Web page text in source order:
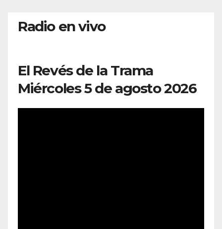
Radio en vivo
El Revés de la Trama
Miércoles 5 de agosto 2026